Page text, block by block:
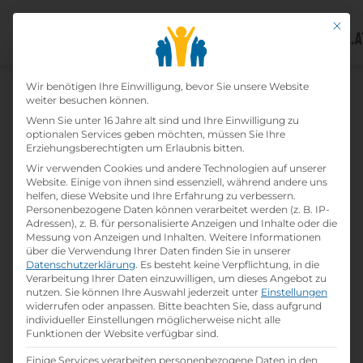
Home»Lehrbetriebe»Genusshotel Almrausch
Genusshotel Almrausch
printLehrstelle ausdrucken
Detailinformationen
folderBranche:
Hotel- / Gastgewerbe
infoGründungsjahr
2013
Mit
Datenschutz-
Wir benötigen Ihre Einwilligung, bevor Sie unsere Website
weiter besuchen können.
Wenn Sie unter 16 Jahre alt sind und Ihre Einwilligung zu
optionalen Services geben möchten, müssen Sie Ihre
Erziehungsberechtigten um Erlaubnis bitten.
Wir verwenden Cookies und andere Technologien auf unserer
Website. Einige von ihnen sind essenziell, während andere uns
helfen, diese Website und Ihre Erfahrung zu verbessern.
Personenbezogene Daten können verarbeitet werden (z. B. IP-
Adressen), z. B. für personalisierte Anzeigen und Inhalte oder die
Messung von Anzeigen und Inhalten. Weitere Informationen
über die Verwendung Ihrer Daten finden Sie in unserer
Datenschutzerklärung. Es besteht keine Verpflichtung, in die
Verarbeitung Ihrer Daten einzuwilligen, um dieses Angebot zu
nutzen. Sie können Ihre Auswahl jederzeit unter Einstellungen
widerrufen oder anpassen. Bitte beachten Sie, dass aufgrund
individueller Einstellungen möglicherweise nicht alle
Funktionen der Website verfügbar sind.
Einige Services verarbeiten personenbezogene Daten in den